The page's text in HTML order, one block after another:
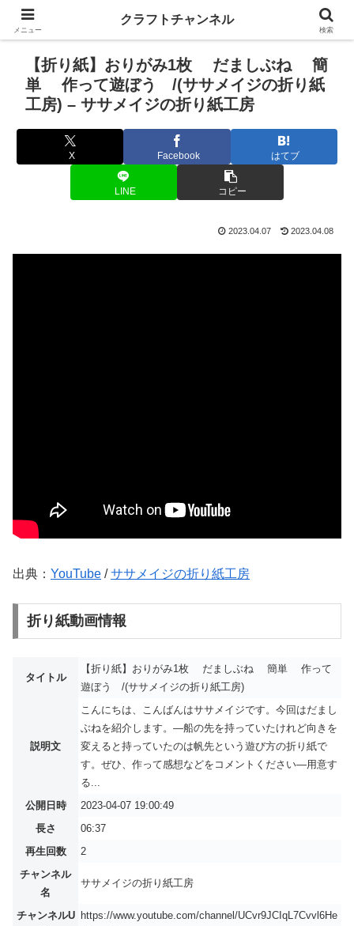
【折り紙】おりがみ1枚 だましぶね 簡
単 作って遊ぼう /(ササメイジの折り紙
工房) – ササメイジの折り紙工房
X Facebook はてブ
LINE コピー
2023.04.07 2023.04.08
出典： YouTube /ササメイジの折り紙工房
折り紙動画情報
タイトル
【折り紙】おりがみ1枚 だましぶね 簡単 作って
遊ぼう /(ササメイジの折り紙工房)
説明文
こんにちは、こんばんはササメイジです。今回はだまし
ぶねを紹介します。―船の先を持っていたけれど向きを
変えると持っていたのは帆先という遊び方の折り紙で
す。ぜひ、作って感想などをコメントください―用意す
る...
公開日時
2023-04-07 19:00:49
長さ
06:37
再生回数
2
チャンネル
名
ササメイジの折り紙工房
チャンネルU
https://www.youtube.com/channel/UCvr9JCIqL7Cvvl6He
メニュー
クラフトチャンネル
検索